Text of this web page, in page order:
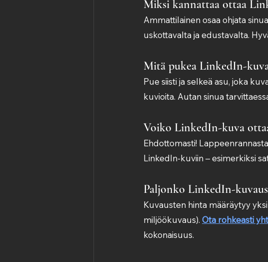
Miksi kannattaa ottaa
Ammattilainen osaa ohjata
uskottavalta ja edustavalta.
Mitä pukea LinkedIn-
Pue siisti ja selkeä asu, joka
kuvioita. Autan sinua
Voiko LinkedIn-kuva
Ehdottomasti!
LinkedIn-kuviin – esimerkiksi
Paljonko LinkedIn-kuvaus
Kuvausten hinta määräytyy
miljöökuvaus). Ota rohkeasti
kokonaisuus.